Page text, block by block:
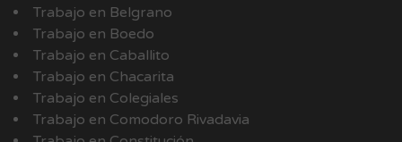
Trabajo en Belgrano
Trabajo en Boedo
Trabajo en Caballito
Trabajo en Chacarita
Trabajo en Colegiales
Trabajo en Comodoro Rivadavia